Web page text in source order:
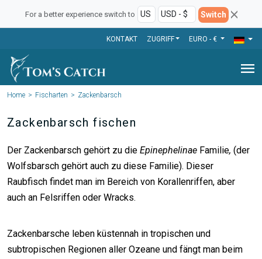
For a better experience switch to Switch
KONTAKT ZUGRIFF EURO - €
menu
Home Fischarten Zackenbarsch
Zackenbarsch fischen
Der Zackenbarsch gehört zu die Epinephelinae Familie, (der
Wolfsbarsch gehört auch zu diese Familie). Dieser
Raubfisch findet man im Bereich von Korallenriffen, aber
auch an Felsriffen oder Wracks.
Zackenbarsche leben küstennah in tropischen und
subtropischen Regionen aller Ozeane und fängt man beim